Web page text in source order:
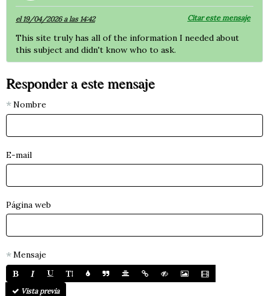
el 19/04/2026 a las 14:42 Citar este mensaje
This site truly has all of the information I needed about
this subject and didn't know who to ask.
Responder a este mensaje
Nombre
E-mail
Página web
Mensaje
Vista previa